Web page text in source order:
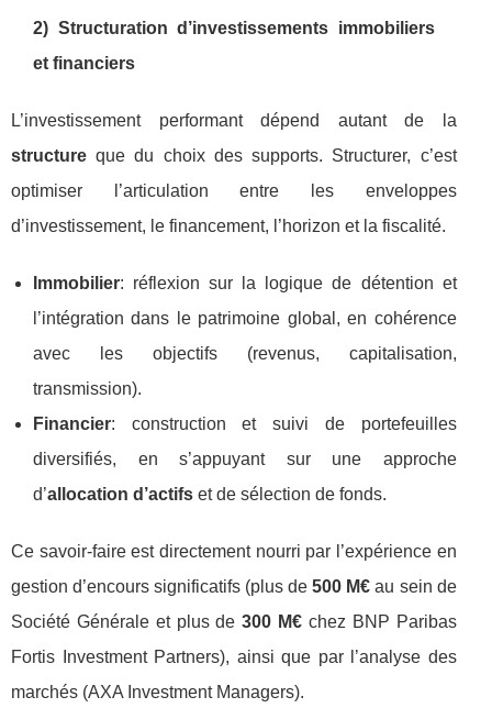
2) Structuration d’investissements immobiliers
et financiers
L’investissement performant dépend autant de la
structure que du choix des supports. Structurer, c’est
optimiser l’articulation entre les enveloppes
d’investissement, le financement, l’horizon et la fiscalité.
Immobilier: réflexion sur la logique de détention et
l’intégration dans le patrimoine global, en cohérence
avec les objectifs (revenus, capitalisation,
transmission).
Financier: construction et suivi de portefeuilles
diversifiés, en s’appuyant sur une approche
d’allocation d’actifs et de sélection de fonds.
Ce savoir-faire est directement nourri par l’expérience en
gestion d’encours significatifs (plus de500 M€ au sein de
Société Générale et plus de300 M€ chez BNP Paribas
Fortis Investment Partners), ainsi que par l’analyse des
marchés (AXA Investment Managers).